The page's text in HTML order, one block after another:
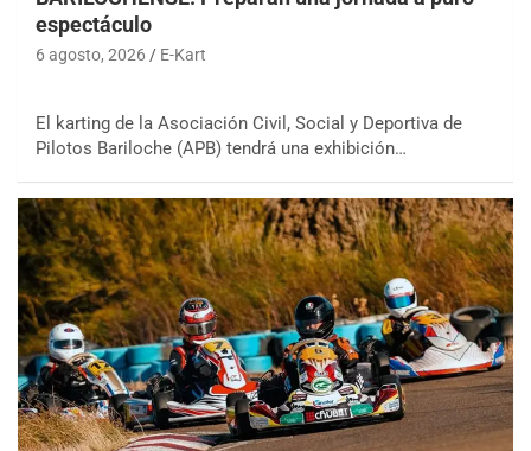
espectáculo
6 agosto, 2026 E-Kart
El karting de la Asociación Civil, Social y Deportiva de
Pilotos Bariloche (APB) tendrá una exhibición…